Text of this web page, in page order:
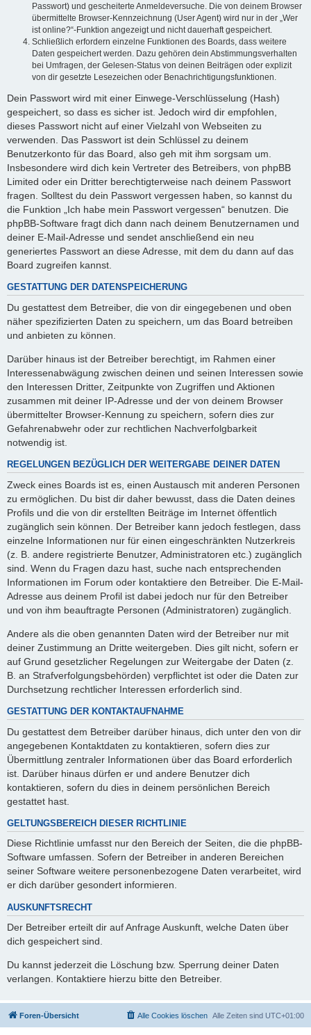
Passwort) und gescheiterte Anmeldeversuche. Die von deinem Browser
übermittelte Browser-Kennzeichnung (User Agent) wird nur in der „Wer
ist online?“-Funktion angezeigt und nicht dauerhaft gespeichert.
Schließlich erfordern einzelne Funktionen des Boards, dass weitere
Daten gespeichert werden. Dazu gehören dein Abstimmungsverhalten
bei Umfragen, der Gelesen-Status von deinen Beiträgen oder explizit
von dir gesetzte Lesezeichen oder Benachrichtigungsfunktionen.
Dein Passwort wird mit einer Einwege-Verschlüsselung (Hash)
gespeichert, so dass es sicher ist. Jedoch wird dir empfohlen,
dieses Passwort nicht auf einer Vielzahl von Webseiten zu
verwenden. Das Passwort ist dein Schlüssel zu deinem
Benutzerkonto für das Board, also geh mit ihm sorgsam um.
Insbesondere wird dich kein Vertreter des Betreibers, von phpBB
Limited oder ein Dritter berechtigterweise nach deinem Passwort
fragen. Solltest du dein Passwort vergessen haben, so kannst du
die Funktion „Ich habe mein Passwort vergessen“ benutzen. Die
phpBB-Software fragt dich dann nach deinem Benutzernamen und
deiner E-Mail-Adresse und sendet anschließend ein neu
generiertes Passwort an diese Adresse, mit dem du dann auf das
Board zugreifen kannst.
GESTATTUNG DER DATENSPEICHERUNG
Du gestattest dem Betreiber, die von dir eingegebenen und oben
näher spezifizierten Daten zu speichern, um das Board betreiben
und anbieten zu können.
Darüber hinaus ist der Betreiber berechtigt, im Rahmen einer
Interessenabwägung zwischen deinen und seinen Interessen sowie
den Interessen Dritter, Zeitpunkte von Zugriffen und Aktionen
zusammen mit deiner IP-Adresse und der von deinem Browser
übermittelter Browser-Kennung zu speichern, sofern dies zur
Gefahrenabwehr oder zur rechtlichen Nachverfolgbarkeit
notwendig ist.
REGELUNGEN BEZÜGLICH DER WEITERGABE DEINER DATEN
Zweck eines Boards ist es, einen Austausch mit anderen Personen
zu ermöglichen. Du bist dir daher bewusst, dass die Daten deines
Profils und die von dir erstellten Beiträge im Internet öffentlich
zugänglich sein können. Der Betreiber kann jedoch festlegen, dass
einzelne Informationen nur für einen eingeschränkten Nutzerkreis
(z. B. andere registrierte Benutzer, Administratoren etc.) zugänglich
sind. Wenn du Fragen dazu hast, suche nach entsprechenden
Informationen im Forum oder kontaktiere den Betreiber. Die E-Mail-
Adresse aus deinem Profil ist dabei jedoch nur für den Betreiber
und von ihm beauftragte Personen (Administratoren) zugänglich.
Andere als die oben genannten Daten wird der Betreiber nur mit
deiner Zustimmung an Dritte weitergeben. Dies gilt nicht, sofern er
auf Grund gesetzlicher Regelungen zur Weitergabe der Daten (z.
B. an Strafverfolgungsbehörden) verpflichtet ist oder die Daten zur
Durchsetzung rechtlicher Interessen erforderlich sind.
GESTATTUNG DER KONTAKTAUFNAHME
Du gestattest dem Betreiber darüber hinaus, dich unter den von dir
angegebenen Kontaktdaten zu kontaktieren, sofern dies zur
Übermittlung zentraler Informationen über das Board erforderlich
ist. Darüber hinaus dürfen er und andere Benutzer dich
kontaktieren, sofern du dies in deinem persönlichen Bereich
gestattet hast.
GELTUNGSBEREICH DIESER RICHTLINIE
Diese Richtlinie umfasst nur den Bereich der Seiten, die die phpBB-
Software umfassen. Sofern der Betreiber in anderen Bereichen
seiner Software weitere personenbezogene Daten verarbeitet, wird
er dich darüber gesondert informieren.
AUSKUNFTSRECHT
Der Betreiber erteilt dir auf Anfrage Auskunft, welche Daten über
dich gespeichert sind.
Du kannst jederzeit die Löschung bzw. Sperrung deiner Daten
verlangen. Kontaktiere hierzu bitte den Betreiber.
Foren-Übersicht Alle Zeiten sind UTC+01:00
Alle Cookies löschen